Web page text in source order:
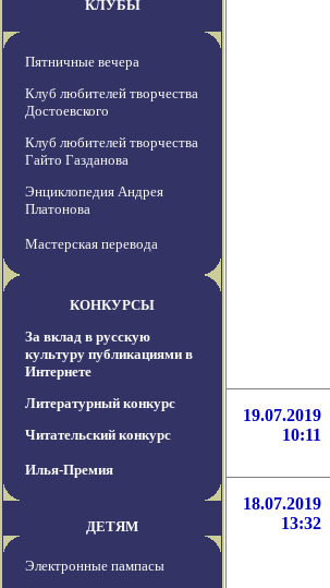
КЛУБЫ
Пятничные вечера
Клуб любителей творчества
Достоевского
Клуб любителей творчества
Гайто Газданова
Энциклопедия Андрея
Платонова
Мастерская перевода
КОНКУРСЫ
За вклад в русскую
культуру публикациями в
Интернете
Литературный конкурс
Читательский конкурс
Илья-Премия
ДЕТЯМ
Электронные пампасы
19.07.2019
10:11
18.07.2019
13:32